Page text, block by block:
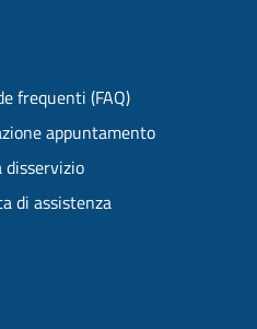
frequenti (FAQ)
appuntamento
disservizio
di assistenza